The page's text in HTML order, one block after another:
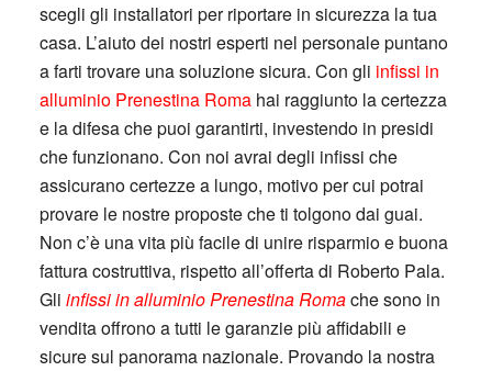
scegli gli installatori per riportare in sicurezza la tua
casa. L’aiuto dei nostri esperti nel personale puntano
a farti trovare una soluzione sicura. Con gli infissi in
alluminio Prenestina Romahai raggiunto la certezza
e la difesa che puoi garantirti, investendo in presidi
che funzionano. Con noi avrai degli infissi che
assicurano certezze a lungo, motivo per cui potrai
provare le nostre proposte che ti tolgono dai guai.
Non c’è una vita più facile di unire risparmio e buona
fattura costruttiva, rispetto all’offerta di Roberto Pala.
Gli infissi in alluminio Prenestina Romache sono in
vendita offrono a tutti le garanzie più affidabili e
sicure sul panorama nazionale. Provando la nostra